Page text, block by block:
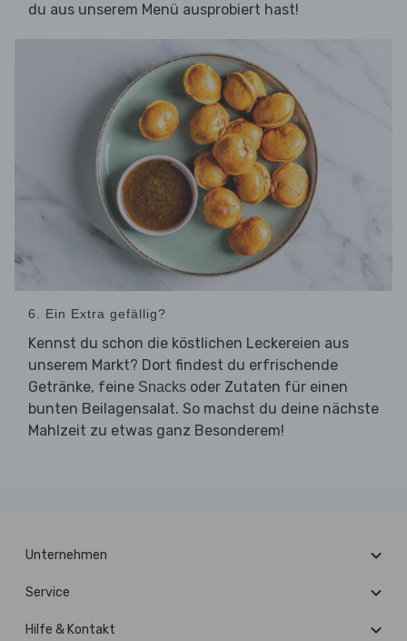
du aus unserem Menü ausprobiert hast!
6. Ein Extra gefällig?
Kennst du schon die köstlichen Leckereien aus
unserem Markt? Dort findest du erfrischende
Getränke, feine Snacks oder Zutaten für einen
bunten Beilagensalat. So machst du deine nächste
Mahlzeit zu etwas ganz Besonderem!
Unternehmen
Service
Hilfe & Kontakt